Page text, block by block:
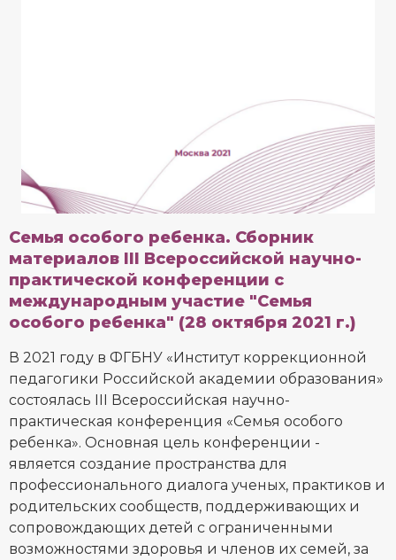
Семья особого ребенка. Сборник
материалов III Всероссийской научно-
практической конференции с
международным участие "Семья
особого ребенка" (28 октября 2021 г.)
В 2021 году в ФГБНУ «Институт коррекционной
педагогики Российской академии образования»
состоялась III Всероссийская научно-
практическая конференция «Семья особого
ребенка». Основная цель конференции -
является создание пространства для
профессионального диалога ученых, практиков и
родительских сообществ, поддерживающих и
сопровождающих детей с ограниченными
возможностями здоровья и членов их семей, за